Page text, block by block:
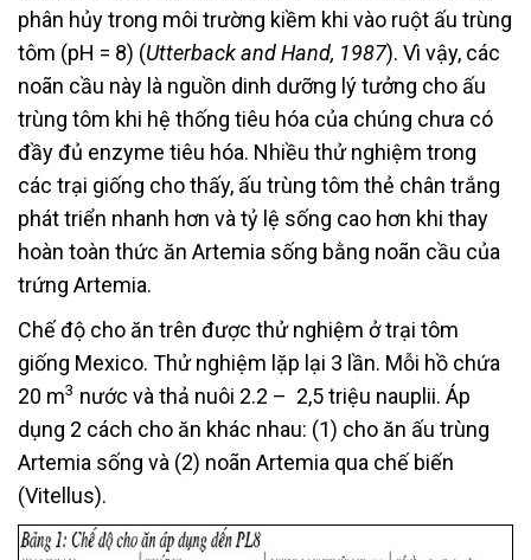
phân hủy trong môi trường kiềm khi vào ruột ấu trùng
tôm (pH = 8) (Utterback and Hand, 1987). Vì vậy, các
noãn cầu này là nguồn dinh dưỡng lý tưởng cho ấu
trùng tôm khi hệ thống tiêu hóa của chúng chưa có
đầy đủ enzyme tiêu hóa. Nhiều thử nghiệm trong
các trại giống cho thấy, ấu trùng tôm thẻ chân trắng
phát triển nhanh hơn và tỷ lệ sống cao hơn khi thay
hoàn toàn thức ăn Artemia sống bằng noãn cầu của
trứng Artemia.
Chế độ cho ăn trên được thử nghiệm ở trại tôm
giống Mexico. Thử nghiệm lặp lại 3 lần. Mỗi hồ chứa
20 m3 nước và thả nuôi 2.2 – 2,5 triệu nauplii. Áp
dụng 2 cách cho ăn khác nhau: (1) cho ăn ấu trùng
Artemia sống và (2) noãn Artemia qua chế biến
(Vitellus).